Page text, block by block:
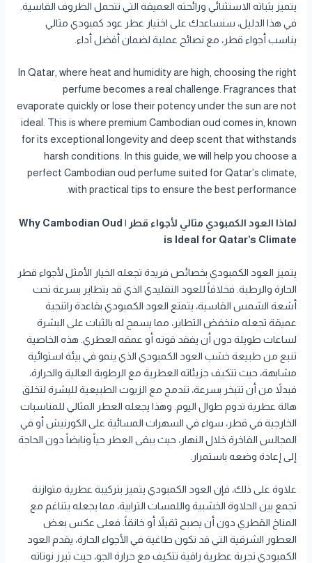
يتميز بثباته الاستثنائي ورائحته العميقة التي تتحمل الظروف القاسية.
في هذا الدليل، سنساعدك على اختيار عطر عود كمبودي مثالي
يناسب أجواء قطر، مع نصائح عملية لضمان أفضل أداء.
In Qatar, where heat and humidity are high, choosing the right
perfume becomes a real challenge. Fragrances that
evaporate quickly or lose their potency under the sun are not
ideal. This is where premium Cambodian oud comes in, known
for its exceptional longevity and deep scent that withstands
harsh conditions. In this guide, we will help you choose a
perfect Cambodian oud perfume suited for Qatar’s climate,
with practical tips to ensure the best performance.
لماذا العود الكمبودي مثالي لأجواء قطر | Why Cambodian Oud
is Ideal for Qatar’s Climate
يتميز العود الكمبودي بخصائص فريدة تجعله الخيار الأمثل لأجواء قطر
الحارة والرطبة. فخلافاً للعود التقليدي الذي قد يتطاير بسرعة تحت
أشعة الشمس القاسية، يتمتع العود الكمبودي بقاعدة راتنجية
عميقة تجعله منخفض التطاير، مما يسمح له بالثبات على البشرة
لساعات طويلة دون أن يفقد قوته أو عمقه العطري. هذه الخاصية
تنبع من طبيعة خشب العود الكمبودي الذي ينمو في بيئة استوائية
مشابهة، حيث تتكيف جزيئاته العطرية مع الرطوبة العالية والحرارة،
فبدلاً من أن تتبخر بسرعة، تندمج مع الزيوت الطبيعية للبشرة لتخلق
هالة عطرية تدوم طوال اليوم. وهذا يجعله العطر المثالي للمناسبات
الخارجية في قطر، سواء في السهرات المسائية على الكورنيش أو في
المجالس الفاخرة خلال النهار، حيث يبقى العطر حياً ونابضاً دون الحاجة
إلى إعادة وضعه باستمرار.
علاوة على ذلك، فإن العود الكمبودي يتميز بتركيبة عطرية متوازنة
تجمع بين الحلاوة الخشبية واللمسات الترابية، مما يجعله يتناغم مع
المناخ القطري دون أن يصبح ثقيلاً أو خانقاً. فعلى عكس بعض
العطور الشرقية التي قد تكون طاغية في الأجواء الحارة، يقدم العود
الكمبودي تجربة عطرية راقية تتكيف مع حرارة الجو، حيث تبرز نوتاته